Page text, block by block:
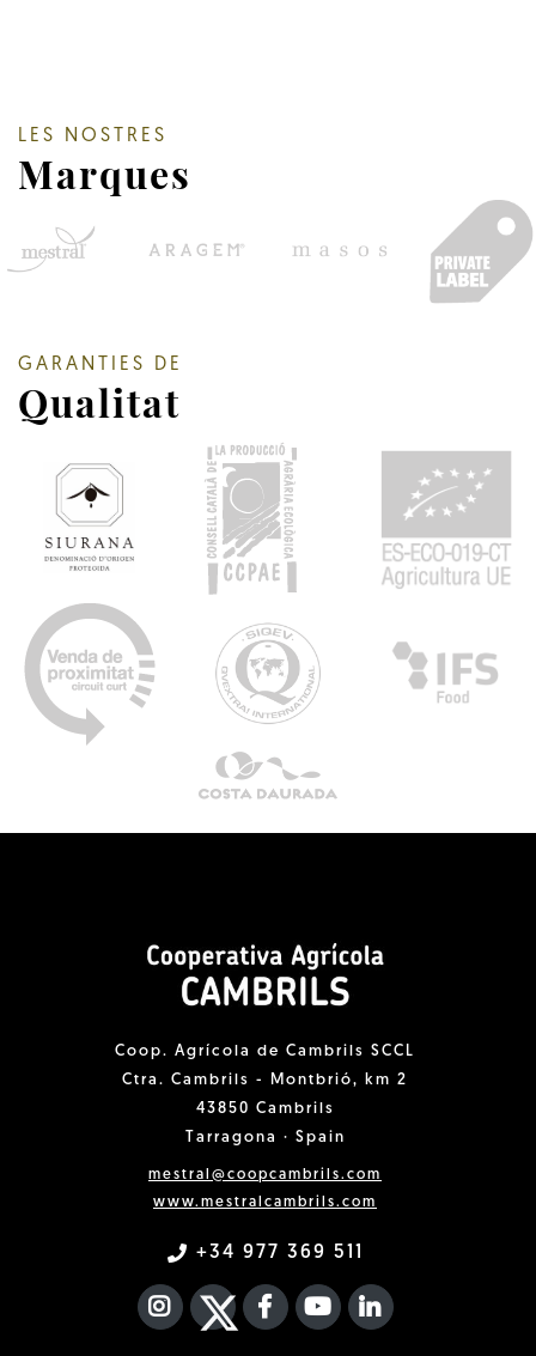
LES NOSTRES
Marques
GARANTIES DE
Qualitat
Coop. Agrícola de Cambrils SCCL
Ctra. Cambrils - Montbrió, km 2
43850 Cambrils
Tarragona · Spain
mestral@coopcambrils.com
www.mestralcambrils.com
+34 977 369 511
INSTAGRAM
TWITTER
FACEBOOK F
YOUTUBEFA LINKEDIN